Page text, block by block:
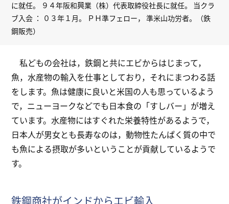
に就任。 ９４年阪和興業（株）代表取締役社長に就任。 当クラ
ブ入会 ： ０３年１月。 ＰＨ準フェロー， 準米山功労者。（鉄
鋼販売）
私どもの会社は，鉄鋼と共にエビからはじまって，
魚，水産物の輸入を仕事としており，それにまつわる話
をします。魚は健康に良いと米国の人も思っているよう
で，ニューヨークなどでも日本食の「すしバー」が増え
ています。水産物にはすぐれた栄養特性があるようで，
日本人が男女とも長寿なのは，動物性たんぱく質の中で
も魚による摂取が多いということが貢献しているようで
す。
鉄鋼商社がインドからエビ輸入